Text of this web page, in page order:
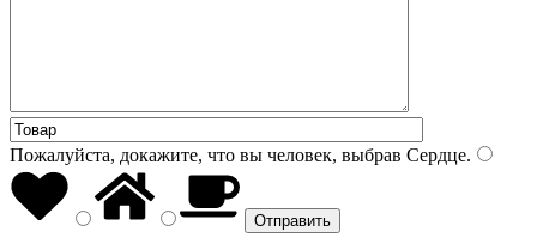
Пожалуйста, докажите, что вы человек, выбрав Сердце.